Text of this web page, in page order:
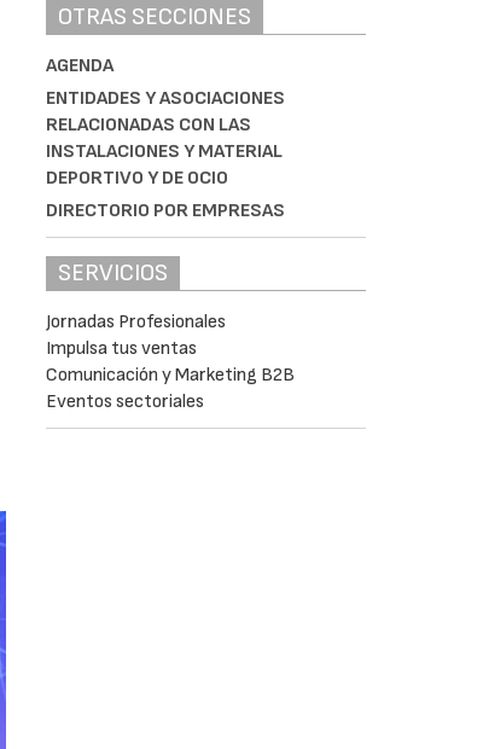
OTRAS SECCIONES
AGENDA
ENTIDADES Y ASOCIACIONES
RELACIONADAS CON LAS
INSTALACIONES Y MATERIAL
DEPORTIVO Y DE OCIO
DIRECTORIO POR EMPRESAS
SERVICIOS
Jornadas Profesionales
Impulsa tus ventas
Comunicación y Marketing B2B
Eventos sectoriales